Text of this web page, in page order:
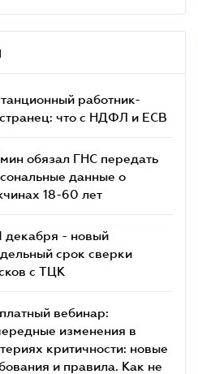
работник-
что с НДФЛ и ЕСВ
обязал ГНС передать
данные о
18-60 лет
декабря - новый
срок сверки
c ТЦК
вебинар:
изменения в
критичности: новые
и правила. Как не